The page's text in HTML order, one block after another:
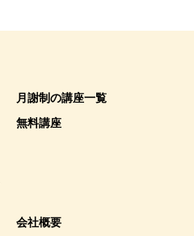
月謝制の講座一覧
無料講座
会社概要